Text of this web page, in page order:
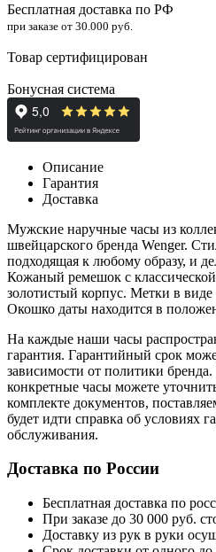
Бесплатная доставка по РФ
при заказе от 30.000 руб.
Товар сертифицирован
Бонусная система
Описание
Гарантия
Доставка
Мужские наручные часы из
швейцарского бренда Wenger.
подходящая к любому образу, и
Кожаный ремешок с
золотистый корпус. Метки в виде
Окошко даты находится в
На каждые наши часы
гарантия. Гарантийный срок
зависимости от политики
конкретные часы можете
комплекте документов,
будет идти справка об условиях
обслуживания.
Доставка по России
Бесплатная доставка по
При заказе до 30 000 руб.
Доставку из рук в руки